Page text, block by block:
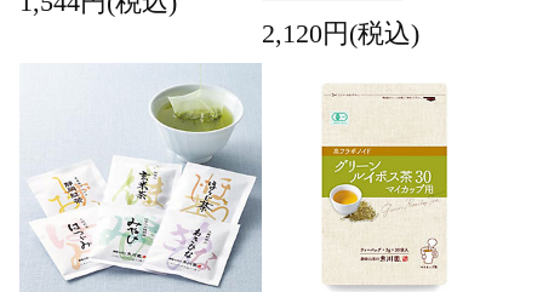
2,120円(税込)